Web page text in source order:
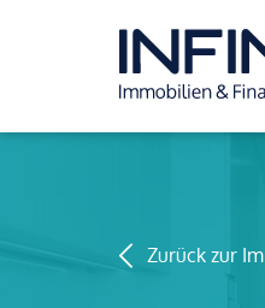
Zurück zur